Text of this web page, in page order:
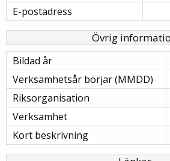
E-postadress
Övrig
Bildad år
Verksamhetsår börjar (MMDD)
Riksorganisation
Verksamhet
Kort beskrivning